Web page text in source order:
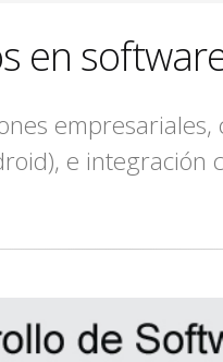
en
e integración